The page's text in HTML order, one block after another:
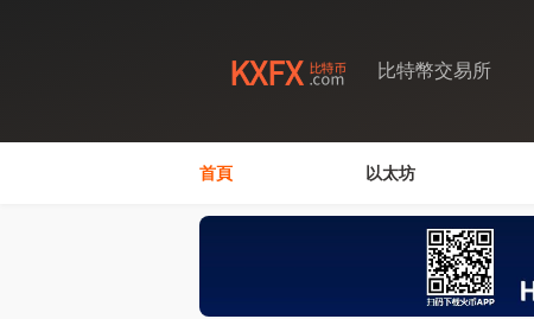
比特幣交易所
首頁 以太坊